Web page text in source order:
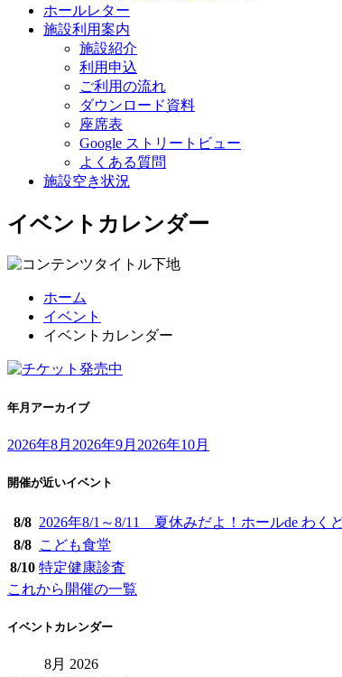
ホールレター
施設利用案内
施設紹介
利用申込
ご利用の流れ
ダウンロード資料
座席表
Google ストリートビュー
よくある質問
施設空き状況
イベントカレンダー
ホーム
イベント
イベントカレンダー
年月アーカイブ
2026年8月 2026年9月 2026年10月
開催が近いイベント
8/8 2026年8/1～8/11 夏休みだよ！ホールde わく
8/8 こども食堂
8/10 特定健康診査
これから開催の一覧
イベントカレンダー
8月 2026